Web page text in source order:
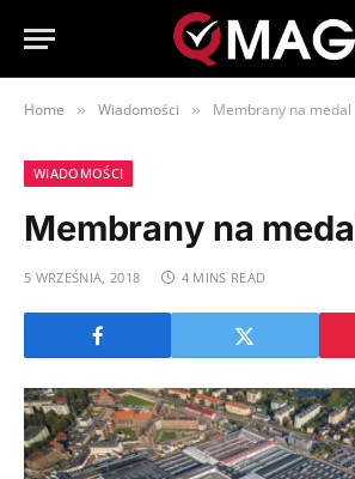
Home » Wiadomości » Membrany na medal
WIADOMOŚCI
Membrany na
5 WRZEŚNIA, 2018 4 MINS READ